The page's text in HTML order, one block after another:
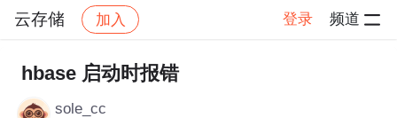
云存储 加入 登录 频道
社区 云存储 帖子详情
hbase 启动时报错
sole_cc